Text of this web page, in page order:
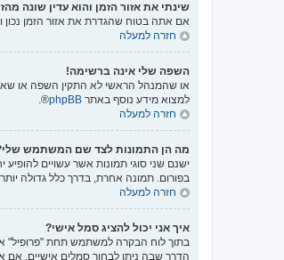
שינתי את אזור הזמן והוא עדין שונה
אם אתה בטוח שהגדרת את אזור הזמן נכון
חזרה למעלה
השפה שלי אינה ברשימה!
או שהמנהל הראשי לא התקין השפה או
למצוא מידע נוסף באתר phpBB
®.
חזרה למעלה
מה הן התמונות לצד שם המשתמש
ישנם שני סוגי תמונות אשר עשויים
בפורום. תמונה אחרת, בדרך כלל גדולה
חזרה למעלה
איך אני יכול להציג סמל אישי?
הדרך שבה ניתן לבחור סמלים אישיים.